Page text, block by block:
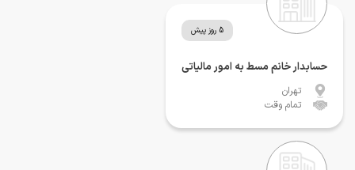
5 روز پیش
حسابدار خانم مسط به امور مالیاتی
تهران
تمام وقت